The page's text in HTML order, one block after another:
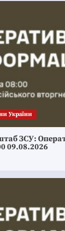
України
ЗСУ:
09.08.2026